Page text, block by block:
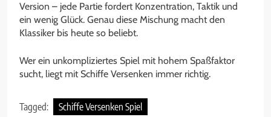
Version – jede Partie fordert Konzentration, Taktik und
ein wenig Glück. Genau diese Mischung macht den
Klassiker bis heute so beliebt.
Wer ein unkompliziertes Spiel mit hohem Spaßfaktor
sucht, liegt mit Schiffe Versenken immer richtig.
Tagged: Schiffe Versenken Spiel